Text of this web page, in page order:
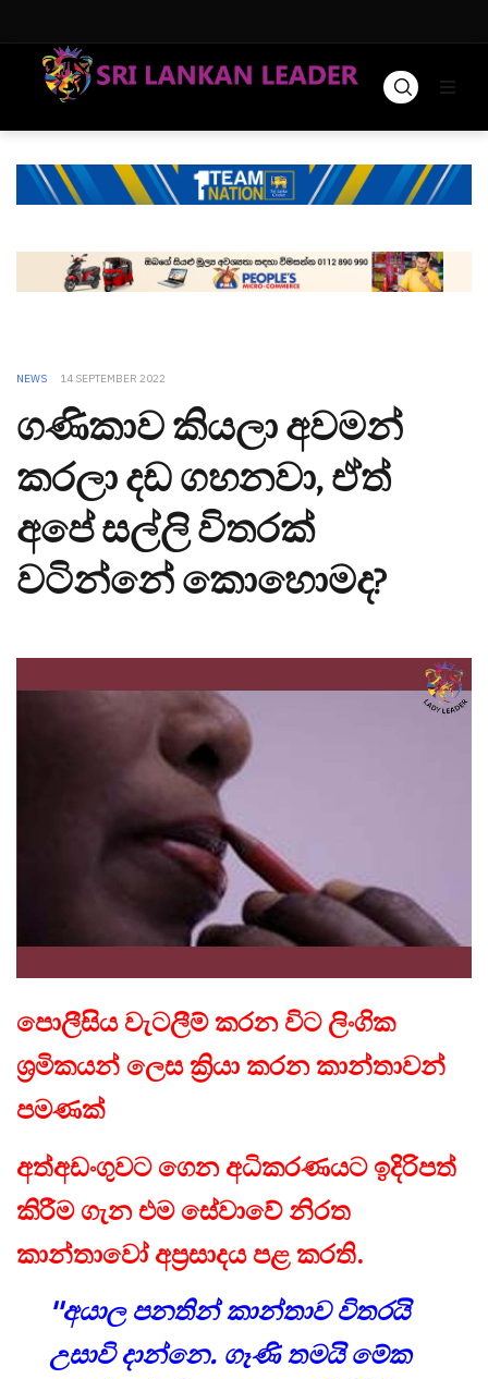
NEWS 14 SEPTEMBER 2022
ගණිකාව කියලා අවමන්
කරලා දඩ ගහනවා, ඒත්
අපේ සල්ලි විතරක්
වටින්නේ කොහොමද?
පොලීසිය වැටලීම් කරන විට ලිංගික
ශ්‍රමිකයන් ලෙස ක්‍රියා කරන කාන්තාවන්
පමණක්
අත්අඩංගුවට ගෙන අධිකරණයට ඉදිරිපත්
කිරීම ගැන එම සේවාවේ නිරත
කාන්තාවෝ අප්‍රසාදය පළ කරති.
''අයාල පනතින් කාන්තාව විතරයි
උසාවි දාන්නෙ. ගෑණි තමයි මේක